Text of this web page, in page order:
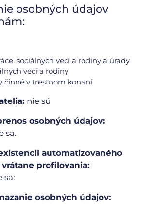
osobných údajov
sociálnych vecí a rodiny a úrady
vecí a rodiny
činné v trestnom konaní
nie sú
osobných údajov:
sa.
automatizovaného
profilovania:
sa:
osobných údajov: